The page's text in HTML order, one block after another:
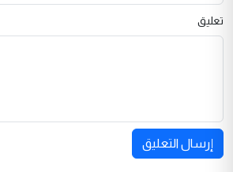
تعليق
إرسال التعليق